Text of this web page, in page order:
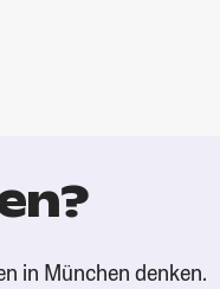
in München denken.